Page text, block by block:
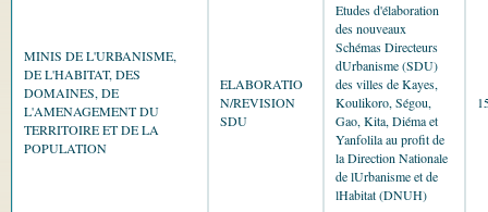
MINIS DE L'URBANISME,
DE L'HABITAT, DES
DOMAINES, DE
L'AMENAGEMENT DU
TERRITOIRE ET DE LA
POPULATION
ELABORATIO
N/REVISION
SDU
Etudes d'élaboration
des nouveaux
Schémas Directeurs
dUrbanisme (SDU)
des villes de Kayes,
Koulikoro, Ségou,
Gao, Kita, Diéma et
Yanfolila au profit de
la Direction Nationale
de lUrbanisme et de
lHabitat (DNUH)